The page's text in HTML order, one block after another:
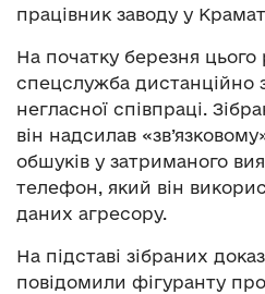
працівник заводу у
На початку березня цього
спецслужба дистанційно
негласної співпраці.
він надсилав
обшуків у затриманого
телефон, який він
даних агресору.
На підставі зібраних
повідомили фігуранту